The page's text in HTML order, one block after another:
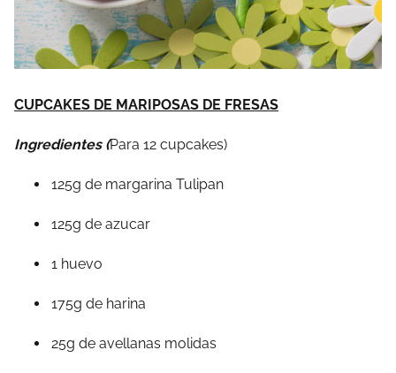
CUPCAKES DE MARIPOSAS DE FRESAS
Ingredientes (Para 12 cupcakes)
125g de margarina Tulipan
125g de azucar
1 huevo
175g de harina
25g de avellanas molidas